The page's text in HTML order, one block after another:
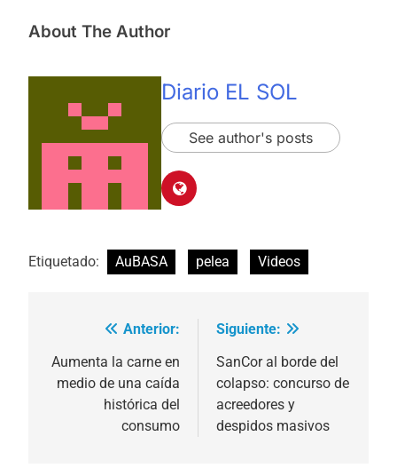
About The Author
Diario EL SOL
See author's posts
Etiquetado: AuBASA pelea Videos
Navegación
de
entradas
Anterior:
Aumenta la carne en
medio de una caída
histórica del
consumo
Siguiente:
SanCor al borde del
colapso: concurso de
acreedores y
despidos masivos